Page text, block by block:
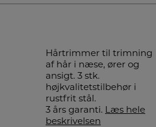
Hårtrimmer til trimning
af hår i næse, ører og
ansigt. 3 stk.
højkvalitetstilbehør i
rustfrit stål.
3 års garanti. Læs hele
beskrivelsen